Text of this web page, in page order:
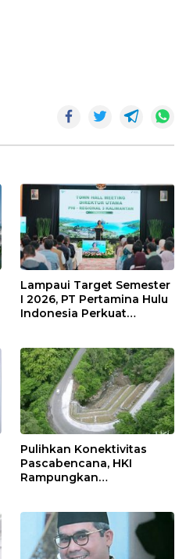
Lampaui Target Semester
I 2026, PT Pertamina Hulu
Indonesia Perkuat
Keselamatan Kerja
Pulihkan Konektivitas
Pascabencana, HKI
Rampungkan